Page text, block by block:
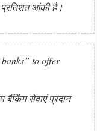
प्रतिशत आंकी है।
to offer
बैंकिंग सेवाएं प्रदान